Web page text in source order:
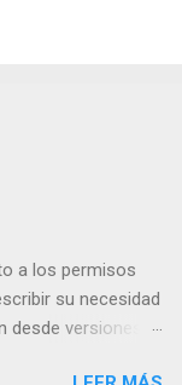
a los permisos
su necesidad
versiones